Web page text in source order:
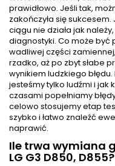
prawidłowo. Jeśli tak,
zakończyła się
ciągu nie działa jak
diagnostyki. Co może być
wadliwej części
rzadko, aż po zbyt słabe
wynikiem ludzkiego
jesteśmy tylko ludźmi i jak
czasami popełniamy
celowo stosujemy etap
szybko i łatwo znaleźć
naprawić.
Ile trwa wymiana
LG G3 D850, D855?